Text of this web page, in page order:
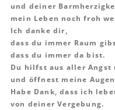
und deiner
mein Leben noch froh
Ich danke dir,
dass du immer Raum
dass du immer da bist.
Du hilfst aus aller Angst
und öffnest meine
Habe Dank, dass ich
von deiner Vergebung.